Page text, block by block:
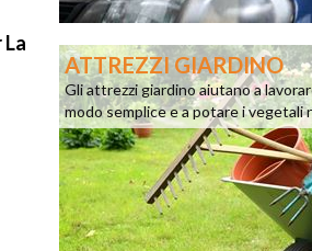
ATTREZZI GIARDINO
Gli attrezzi giardino aiutano a
modo semplice e a potare i vegetali